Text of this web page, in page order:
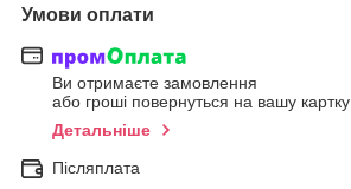
Умови оплати
Ви отримаєте замовлення
або гроші повернуться на вашу картку
Детальніше
Післяплата